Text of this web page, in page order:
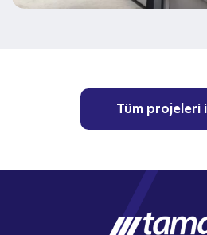
Tüm projeleri